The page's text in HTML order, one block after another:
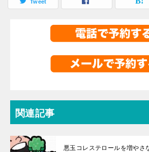
Tweet
関連記事
悪玉コレステロールを増やさ